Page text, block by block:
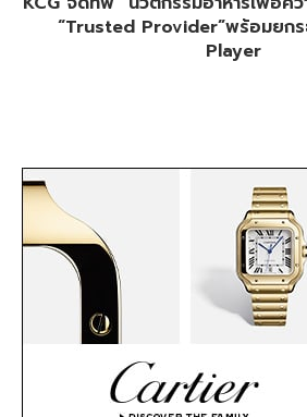
“Trusted Provider”พร้อมยก
Player